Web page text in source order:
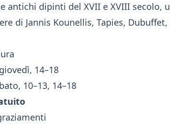
antichi dipinti del XVII e XVIII secolo,
di Jannis Kounellis, Tapies,
14–18
10–13, 14–18